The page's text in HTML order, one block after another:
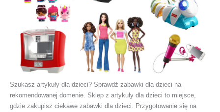
Szukasz artykuły dla dzieci? Sprawdź zabawki dla dzieci na
rekomendowanej domenie. Sklep z artykuły dla dzieci to miejsce,
gdzie zakupisz ciekawe zabawki dla dzieci. Przygotowanie się na